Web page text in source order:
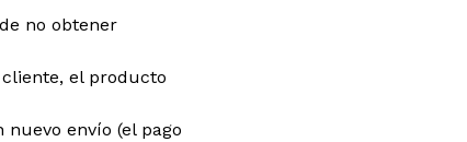
no obtener
el producto
envío (el pago